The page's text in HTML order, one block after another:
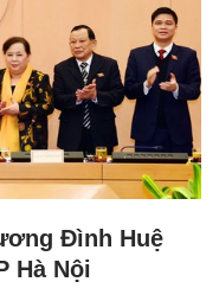
Đình Huệ
Hà Nội